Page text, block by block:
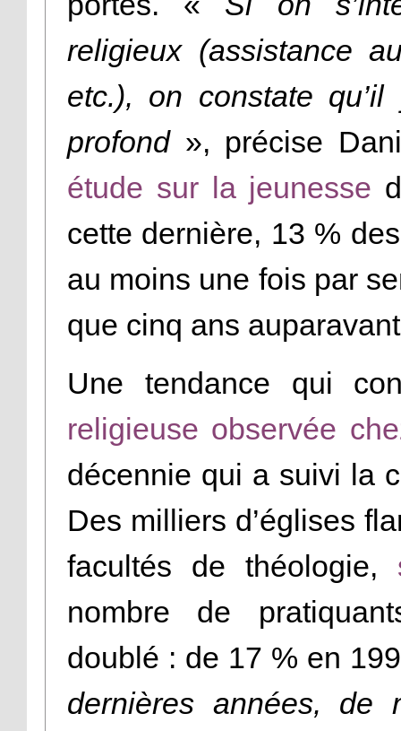
religieux (assistance
etc.), on constate
profond», précise
étude sur la jeunesse
cette dernière, 13 %
au moins une fois par
que cinq ans
Une tendance qui
religieuse observée
décennie qui a suivi la
Des milliers d’églises
facultés de théologie,
nombre de
doublé : de 17 % en
dernières années, de